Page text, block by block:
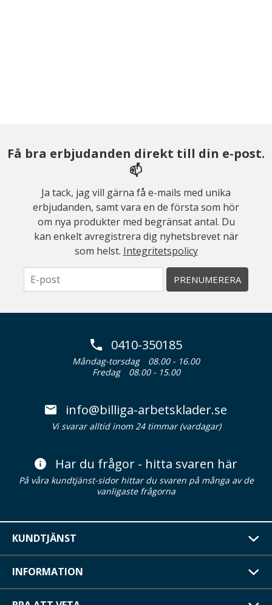
Få bra erbjudanden direkt till din e-post.
📫
Ja tack, jag vill gärna få e-mails med unika
erbjudanden, samt vara en de första som hör
om nya produkter med begränsat antal. Du
kan enkelt avregistrera dig nyhetsbrevet när
som helst. Integritetspolicy
PRENUMERERA
0410-350185
Måndag-torsdag
08.00 - 16.00
Fredag
08.00 - 15.00
info@billiga-arbetsklader.se
Vi svarar alltid inom 24 timmar (vardagar)
Har du frågor - hitta svaren här
På våra kundtjänst-sidor hittar du svaren på många av de
vanligaste frågorna
KUNDTJÄNST
INFORMATION